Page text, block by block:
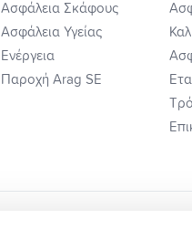
Ασφάλεια Σκάφους
Ασφάλεια Υγείας
Ενέργεια
Παροχή Arag SE